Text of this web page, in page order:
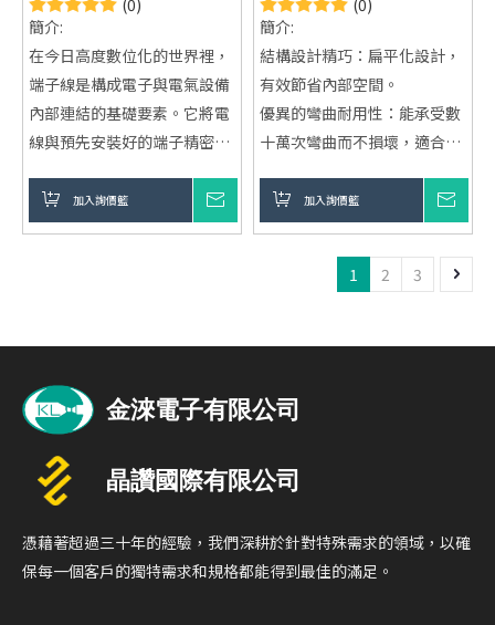
簡介:
在今日高度數位化的世界裡，
端子線是構成電子與電氣設備
內部連結的基礎要素。它將電
線與預先安裝好的端子精密結
介面。無論是日常生活中隨處
可見的消費性電子產品，或是
持各類電子產品穩定運作不可
加入詢價籃
簡介:
結構設計精巧：扁平化設計，
有效節省內部空間。
優異的彎曲耐用性：能承受數
十萬次彎曲而不損壞，適合動
穩定的信號傳輸：抗電磁干
擾，確保數據穩定清晰。
輕量化設計：提供輕便的解決
方案，適用於各種行動裝置。
氣及耐化學腐蝕，適應各種工
加入詢價籃
1 2 3
憑藉著超過三十年的經驗，我們深耕於針對特殊需求的領域，以確
保每一個客戶的獨特需求和規格都能得到最佳的滿足。